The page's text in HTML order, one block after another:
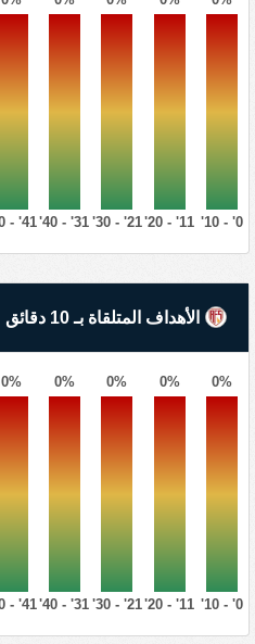
41' - 50' 31' - 40' 21' - 30' 11' - 20' 0' - 10'
الأهداف المتلقاة بـ 10 دقائق
0% 0% 0% 0% 0%
41' - 50' 31' - 40' 21' - 30' 11' - 20' 0' - 10'